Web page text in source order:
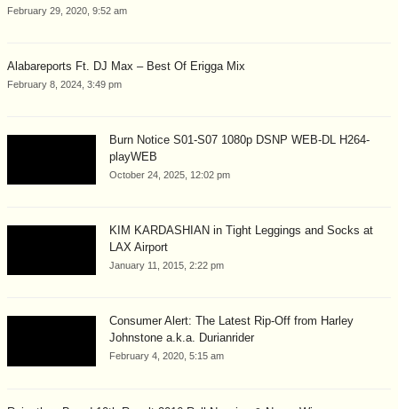
February 29, 2020, 9:52 am
Alabareports Ft. DJ Max – Best Of Erigga Mix
February 8, 2024, 3:49 pm
Burn Notice S01-S07 1080p DSNP WEB-DL H264-
playWEB
October 24, 2025, 12:02 pm
KIM KARDASHIAN in Tight Leggings and Socks at
LAX Airport
January 11, 2015, 2:22 pm
Consumer Alert: The Latest Rip-Off from Harley
Johnstone a.k.a. Durianrider
February 4, 2020, 5:15 am